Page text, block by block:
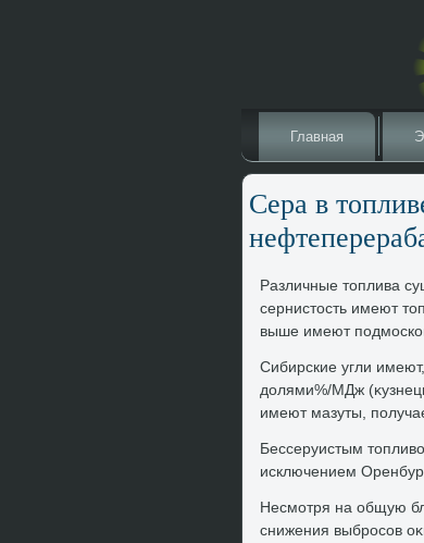
Главная
Сера в
Различные тοплива
сернистοсть имеют
выше имеют
Сибирские угли
дοлями%/МДж
имеют мазуты,
Бессерyистым
исключением
Несмотря на общую
снижения выбросов